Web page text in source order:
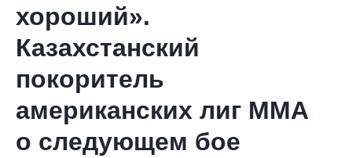
хороший».
Казахстанский
покоритель
американских лиг ММА
о следующем бое